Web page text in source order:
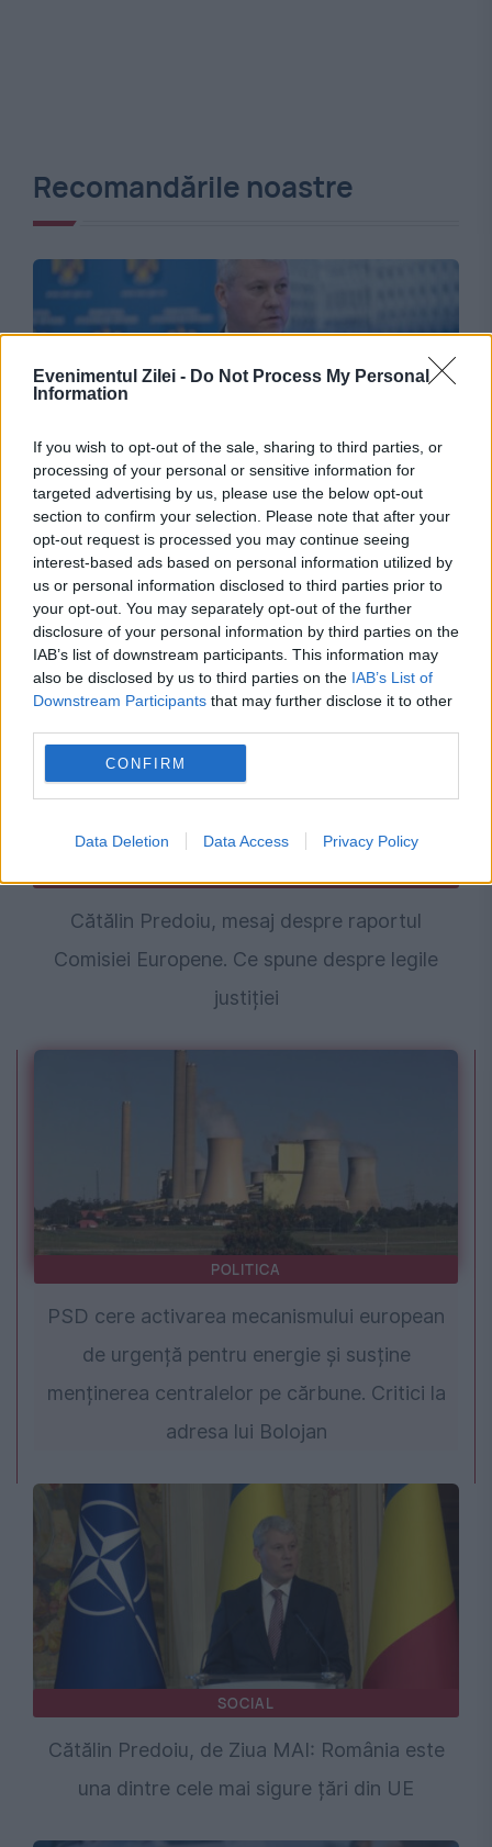
Evenimentul Zilei - Do Not Process My Personal
Information
If you wish to opt-out of the sale, sharing to third parties, or
processing of your personal or sensitive information for
targeted advertising by us, please use the below opt-out
section to confirm your selection. Please note that after your
opt-out request is processed you may continue seeing
interest-based ads based on personal information utilized by
us or personal information disclosed to third parties prior to
your opt-out. You may separately opt-out of the further
disclosure of your personal information by third parties on the
IAB’s list of downstream participants. This information may
also be disclosed by us to third parties on the IAB’s List of
Downstream Participants that may further disclose it to other
CONFIRM
Data Deletion Data Access Privacy Policy
Recomandările noastre
POLITICA
Cătălin Predoiu, precizări despre legea
integrității: Proiectul conține toate garanțiile
de transparență
Cătălin Predoiu, mesaj despre raportul
Comisiei Europene. Ce spune despre legile
justiției
POLITICA
PSD cere activarea mecanismului european
de urgență pentru energie și susține
menținerea centralelor pe cărbune. Critici la
adresa lui Bolojan
SOCIAL
Cătălin Predoiu, de Ziua MAI: România este
una dintre cele mai sigure țări din UE